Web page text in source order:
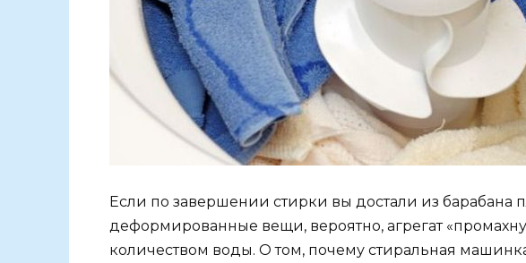
Если по завершении стирки вы достали из барабана
деформированные вещи, вероятно, агрегат
количеством воды. О том, почему стиральная